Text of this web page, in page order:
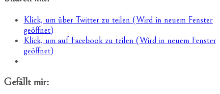
Klick, um über Twitter zu teilen (Wird in neuem Fenster
geöffnet)
Klick, um auf Facebook zu teilen (Wird in neuem Fenster
geöffnet)
Gefällt mir: